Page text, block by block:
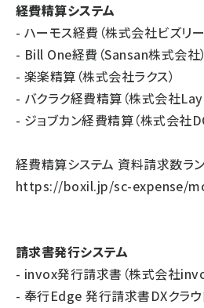
経費精算システム
- ハーモス経費（株式会社ビズリー
- Bill One経費（Sansan株式会社）
- 楽楽精算（株式会社ラクス）
- バクラク経費精算（株式会社
- ジョブカン経費精算（株式会社
経費精算システム 資料請求数ラ
https://boxil.jp/sc-expense/
請求書発行システム
- invox発行請求書（株式会社
- 奉行Edge 発行請求書DXクラウ